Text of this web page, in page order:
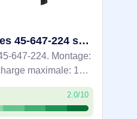
Ergotron HX Series 45-647-224 support d'écran plat pour bureau 124,5 cm (49") Noir
647-224. Montage:
maximale: 19,1
l’écran: 124,5 cm
de montage
2.0/10